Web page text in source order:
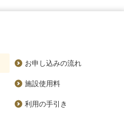
お申し込みの流れ
施設使用料
利用の手引き